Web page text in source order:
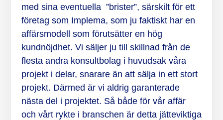
med sina eventuella ”brister”, särskilt för ett
företag som Implema, som ju faktiskt har en
affärsmodell som förutsätter en hög
kundnöjdhet. Vi säljer ju till skillnad från de
flesta andra konsultbolag i huvudsak våra
projekt i delar, snarare än att sälja in ett stort
projekt. Därmed är vi aldrig garanterade
nästa del i projektet. Så både för vår affär
och vårt rykte i branschen är detta jätteviktiga